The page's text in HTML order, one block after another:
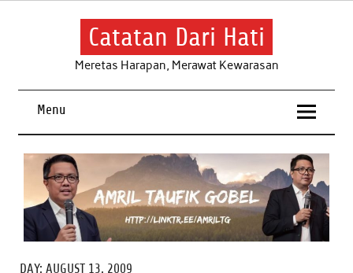
Skip
Catatan Dari Hati
Meretas Harapan, Merawat Kewarasan
Menu
DAY: AUGUST 13, 2009